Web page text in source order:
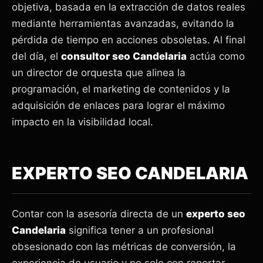
objetiva, basada en la extracción de datos reales
mediante herramientas avanzadas, evitando la
pérdida de tiempo en acciones obsoletas. Al final
del día, el consultor seo Candelaria actúa como
un director de orquesta que alinea la
programación, el marketing de contenidos y la
adquisición de enlaces para lograr el máximo
impacto en la visibilidad local.
EXPERTO SEO CANDELARIA
Contar con la asesoría directa de un experto seo
Candelaria significa tener a un profesional
obsesionado con las métricas de conversión, la